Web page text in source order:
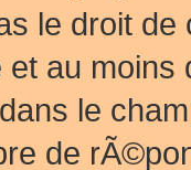
le droit
au
le
de